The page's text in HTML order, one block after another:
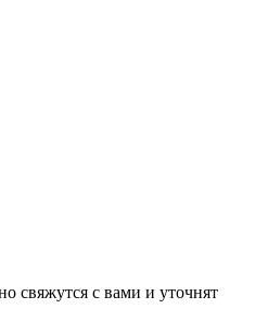
свяжутся с вами и уточнят